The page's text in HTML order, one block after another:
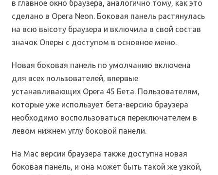
в главное окно браузера, аналогично тому, как это
сделано в Opera Neon. Боковая панель растянулась
на всю высоту браузера и включила в свой состав
значок Оперы с доступом в основное меню.
Новая боковая панель по умолчанию включена
для всех пользователей, впервые
устанавливающих Opera 45 Бета. Пользователям,
которые уже использует бета-версию браузера
необходимо воспользоваться переключателем в
левом нижнем углу боковой панели.
На Mac версии браузера также доступна новая
боковая панель, и она может быть такой же узкой,